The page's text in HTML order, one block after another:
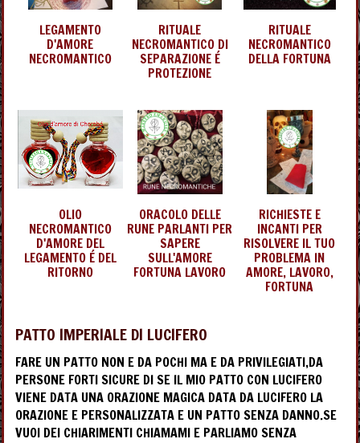
LEGAMENTO
D'AMORE
NECROMANTICO
RITUALE
NECROMANTICO DI
SEPARAZIONE É
PROTEZIONE
RITUALE
NECROMANTICO
DELLA FORTUNA
OLIO
NECROMANTICO
D'AMORE DEL
LEGAMENTO É DEL
RITORNO
ORACOLO DELLE
RUNE PARLANTI PER
SAPERE
SULL'AMORE
FORTUNA LAVORO
RICHIESTE E
INCANTI PER
RISOLVERE IL TUO
PROBLEMA IN
AMORE, LAVORO,
FORTUNA
PATTO IMPERIALE DI LUCIFERO
FARE UN PATTO NON E DA POCHI MA E DA PRIVILEGIATI,DA
PERSONE FORTI SICURE DI SE IL MIO PATTO CON LUCIFERO
VIENE DATA UNA ORAZIONE MAGICA DATA DA LUCIFERO LA
ORAZIONE E PERSONALIZZATA E UN PATTO SENZA DANNO.SE
VUOI DEI CHIARIMENTI CHIAMAMI E PARLIAMO SENZA